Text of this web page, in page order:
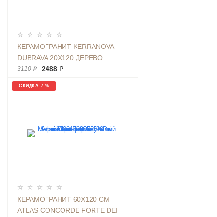
КЕРАМОГРАНИТ KERRANOVA
DUBRAVA 20Х120 ДЕРЕВО
HONEY | ФОН K-
2302/SR/200X1200X11
3110 ₽ 2488 ₽
СКИДКА 7 %
КЕРАМОГРАНИТ 60X120 СМ
ATLAS CONCORDE FORTE DEI